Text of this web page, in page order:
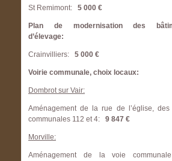
St Remimont: 5 000 €
Plan de modernisation des
d’élevage:
Crainvilliers: 5 000 €
Voirie communale, choix locaux:
Dombrot sur Vair:
Aménagement de la rue de l’église, des
communales 112 et 4:
9 847 €
Morville:
Aménagement de la voie